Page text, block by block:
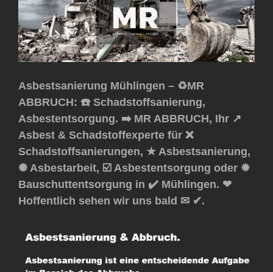
Asbestsanierung Mühlingen – ♻️MR
ABBRUCH: ☎️ Schadstoffsanierung,
Asbestentsorgung. ➡️ MR ABBRUCH, Ihr ↗️
Asbest & Schadstoffexperte für ❌
Schadstoffsanierungen, ★ Asbestsanierung,
✺ Asbestarbeit, ☑️ Asbestentsorgung oder ✹
Bauschuttentsorgung in ✔️ Mühlingen. ❤
Hoffentlich sehen wir uns bald ✉ ✔.